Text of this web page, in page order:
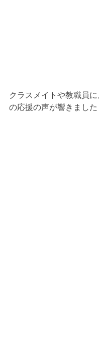
クラスメイトや教職員
の応援の声が響きました